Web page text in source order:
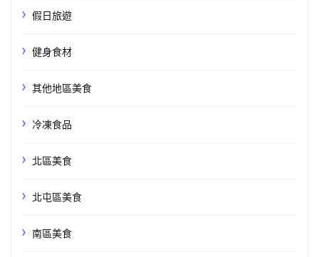
假日旅遊
健身食材
其他地區美食
冷凍食品
北區美食
北屯區美食
南區美食